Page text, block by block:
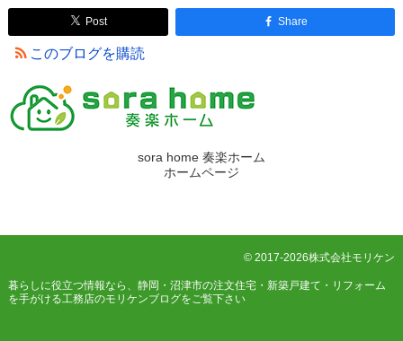
Post Share
このブログを購読
sora home 奏楽ホーム
ホームページ
© 2017-2026株式会社モリケン
暮らしに役立つ情報なら、 静岡・沼津市の注文住宅・新築戸建て・リフォーム
を手がける工務店のモリケンブログをご覧下さい